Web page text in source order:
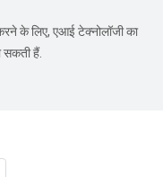
के लिए, एआई टेक्नोलॉजी का
सकती हैं.